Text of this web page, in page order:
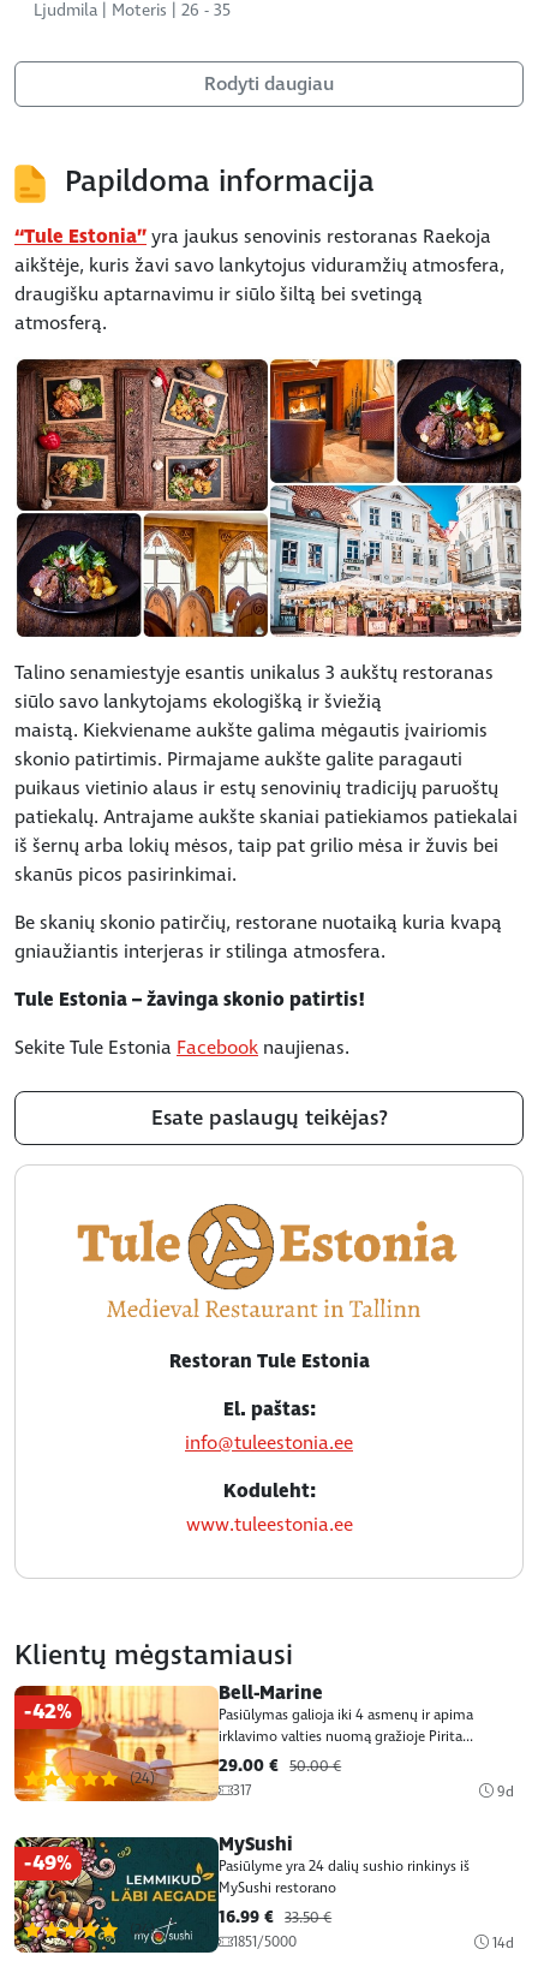
Ljudmila | Moteris | 26 - 35
Rodyti daugiau
Papildoma informacija
“Tule Estonia”yra jaukus senovinis restoranas Raekoja
aikštėje, kuris žavi savo lankytojus viduramžių atmosfera,
draugišku aptarnavimu ir siūlo šiltą bei svetingą
atmosferą.
Talino senamiestyje esantis unikalus 3 aukštų restoranas
siūlo savo lankytojams ekologišką ir šviežią
maistą. Kiekviename aukšte galima mėgautis įvairiomis
skonio patirtimis. Pirmajame aukšte galite paragauti
puikaus vietinio alaus ir estų senovinių tradicijų paruoštų
patiekalų. Antrajame aukšte skaniai patiekiamos patiekalai
iš šernų arba lokių mėsos, taip pat grilio mėsa ir žuvis bei
skanūs picos pasirinkimai.
Be skanių skonio patirčių, restorane nuotaiką kuria kvapą
gniaužiantis interjeras ir stilinga atmosfera.
Tule Estonia – žavinga skonio patirtis!
Sekite Tule Estonia Facebook naujienas.
Esate paslaugų teikėjas?
Restoran Tule Estonia
El. paštas:
info@tuleestonia.ee
Koduleht:
www.tuleestonia.ee
Klientų mėgstamiausi
-42%
(24)
Bell-Marine
Pasiūlymas galioja iki 4 asmenų ir apima
irklavimo valties nuomą gražioje Pirita...
29.00 € 50.00 €
317
9d
-49%
(24)
MySushi
Pasiūlyme yra 24 dalių sushio rinkinys iš
MySushi restorano
16.99 € 33.50 €
1851/5000
14d